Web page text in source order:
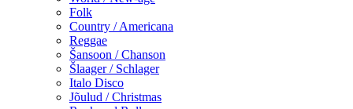
Folk
Country / Americana
Reggae
Šansoon / Chanson
Šlaager / Schlager
Italo Disco
Jõulud / Christmas